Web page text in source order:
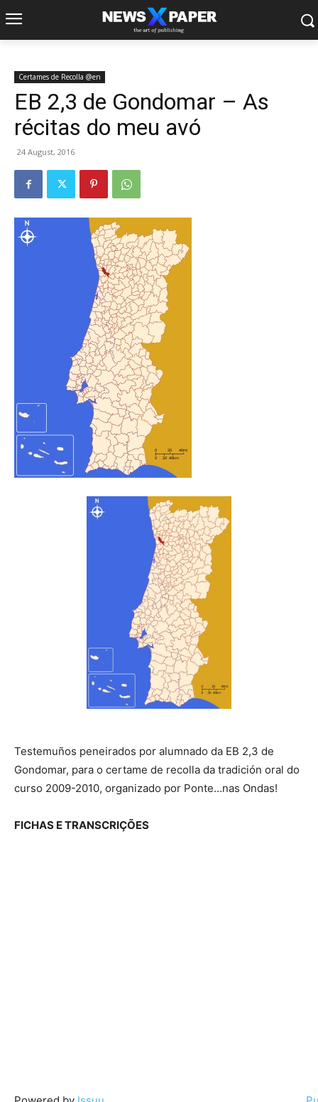
Certames de Recolla @en
EB 2,3 de Gondomar – As
récitas do meu avó
24 August, 2016
Testemuños peneirados por alumnado da EB 2,3 de
Gondomar, para o certame de recolla da tradición oral do
curso 2009-2010, organizado por Ponte…nas Ondas!
FICHAS E TRANSCRIÇÕES